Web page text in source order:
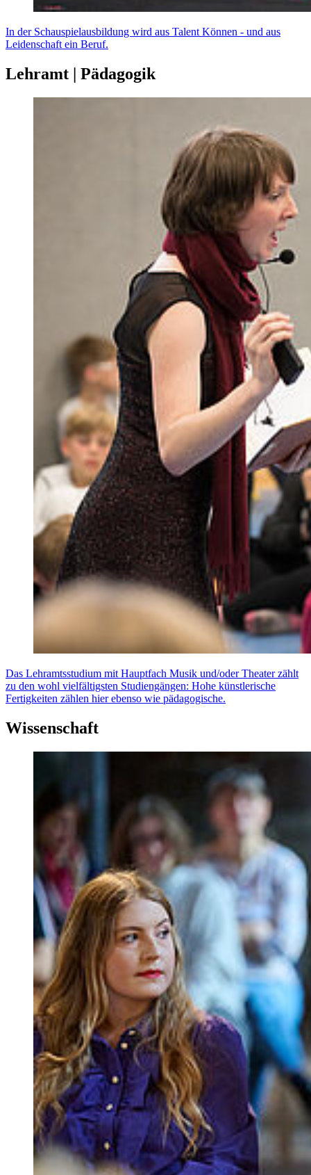
In der Schauspielausbildung wird aus Talent Können - und aus
Leidenschaft ein Beruf.
Lehramt | Pädagogik
Das Lehramtsstudium mit Hauptfach Musik und/oder Theater zählt
zu den wohl vielfältigsten Studiengängen: Hohe künstlerische
Fertigkeiten zählen hier ebenso wie pädagogische.
Wissenschaft